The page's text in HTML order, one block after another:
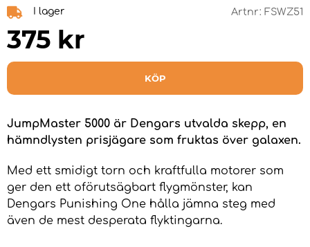
I lager Artnr: FSWZ51
375 kr
KÖP
JumpMaster 5000 är Dengars utvalda skepp, en
hämndlysten prisjägare som fruktas över galaxen.
Med ett smidigt torn och kraftfulla motorer som
ger den ett oförutsägbart flygmönster, kan
Dengars Punishing One hålla jämna steg med
även de mest desperata flyktingarna.